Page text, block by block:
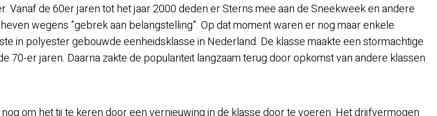
de 60er jaren tot het jaar 2000 deden er Sterns mee aan de Sneekweek en andere
wegens ”gebrek aan belangstelling”. Op dat moment waren er nog maar enkele
in polyester gebouwde eenheidsklasse in Nederland. De klasse maakte een stormachtige
er jaren. Daarna zakte de populariteit langzaam terug door opkomst van andere klassen
om het tij te keren door een vernieuwing in de klasse door te voeren. Het drijfvermogen